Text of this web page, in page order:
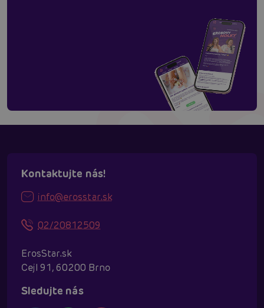
Kontaktujte nás!
info@erosstar.sk
02/20812509
ErosStar.sk
Cejl 91, 60200 Brno
Sledujte nás